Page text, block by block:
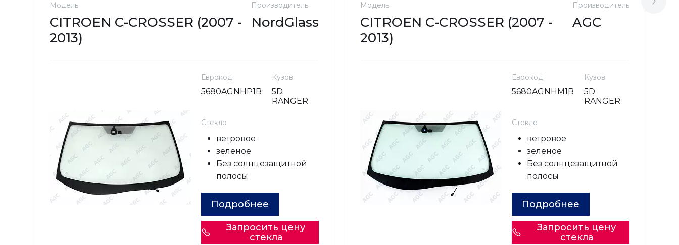
Модель
CITROEN C-CROSSER (2007 -
2013)
Производитель
NordGlass
Еврокод
5680AGNHP1B
Кузов
5D
RANGER
Стекло
ветровое
зеленое
Без солнцезащитной
полосы
Подробнее
Запросить цену
стекла
Модель
CITROEN C-CROSSER (2007 -
2013)
Производитель
AGC
Еврокод
5680AGNHM1B
Кузов
5D
RANGER
Стекло
ветровое
зеленое
Без солнцезащитной
полосы
Подробнее
Запросить цену
стекла